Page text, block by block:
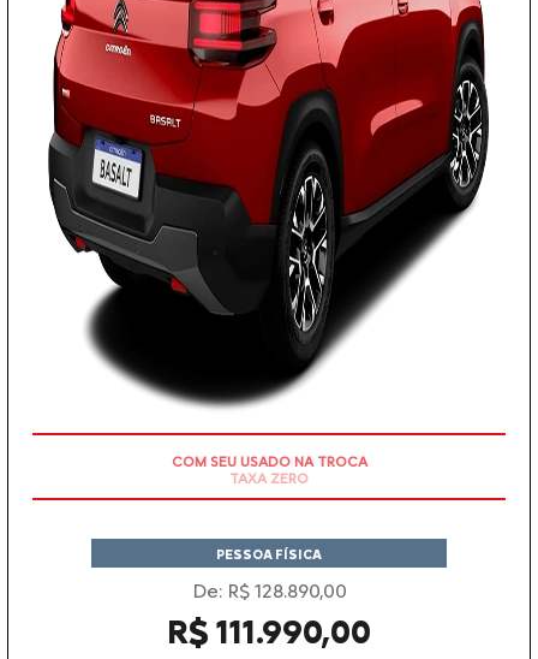
PESSOA FÍSICA
De: R$ 128.890,00
R$ 111.990,00